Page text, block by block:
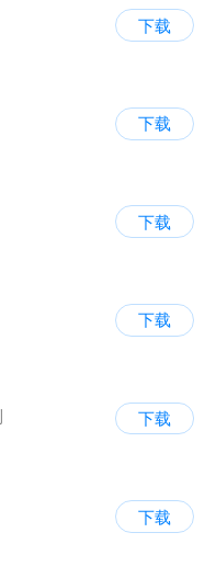
下载
下载
下载
下载
下载
下载